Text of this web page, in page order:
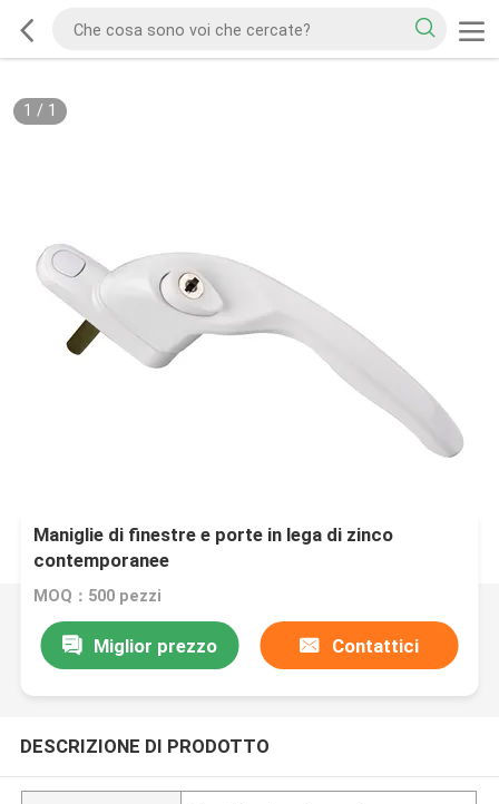
1 / 1
Maniglie di finestre e porte in lega di zinco
contemporanee
MOQ：500 pezzi
Miglior prezzo Contattici
DESCRIZIONE DI PRODOTTO